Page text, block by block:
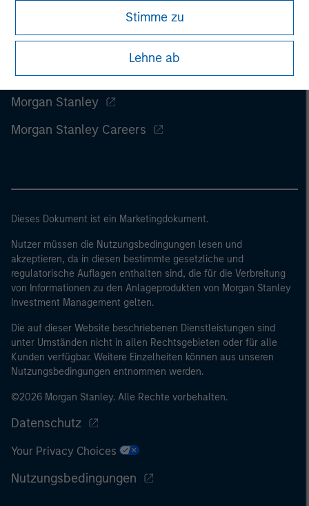
supranationaler Einrichtungen wie die Weltbank, der
IWF, die EZB, die EIB und andere vergleichbare
internationale Organisationen, die auf eigene Rechnung
professionellen Anlegers von der Definition der
dem aus auf die Website zugegriffen wird.
Stimme zu
Lehne ab
Morgan Stanley
Morgan Stanley Careers
Dieses Dokument ist ein Marketingdokument.
Nutzer müssen die Nutzungsbedingungen lesen und
akzeptieren, da in diesen bestimmte gesetzliche und
regulatorische Auflagen enthalten sind, die für die Verbreitung
von Informationen zu den Anlageprodukten von Morgan Stanley
Investment Management gelten.
Die auf dieser Website beschriebenen Dienstleistungen sind
unter Umständen nicht in allen Rechtsgebieten oder für alle
Kunden verfügbar. Weitere Einzelheiten können aus unseren
Nutzungsbedingungen entnommen werden.
©2026 Morgan Stanley. Alle Rechte vorbehalten.
Datenschutz
Your Privacy Choices
Nutzungsbedingungen